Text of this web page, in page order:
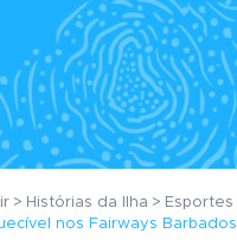
Histórias da Ilha
Esportes
nos Fairways Barbados